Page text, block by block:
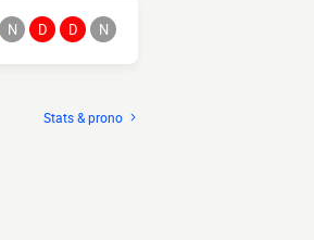
N D D N
Stats & prono